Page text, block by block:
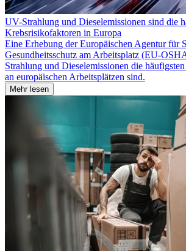
UV-Strahlung und Dieselemissionen sind die
Krebsrisikofaktoren in Europa
Eine Erhebung der Europäischen Agentur für
Gesundheitsschutz am Arbeitsplatz (EU-
Strahlung und Dieselemissionen die
an europäischen Arbeitsplätzen sind.
Mehr lesen